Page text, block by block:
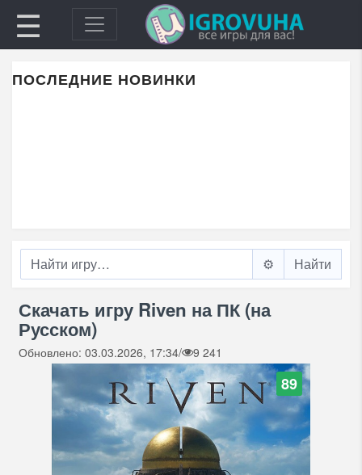
☰
ПОСЛЕДНИЕ НОВИНКИ
⚙️
Скачать игру Riven на ПК (на
Русском)
Обновлено: 03.03.2026, 17:34/ 9 241
89